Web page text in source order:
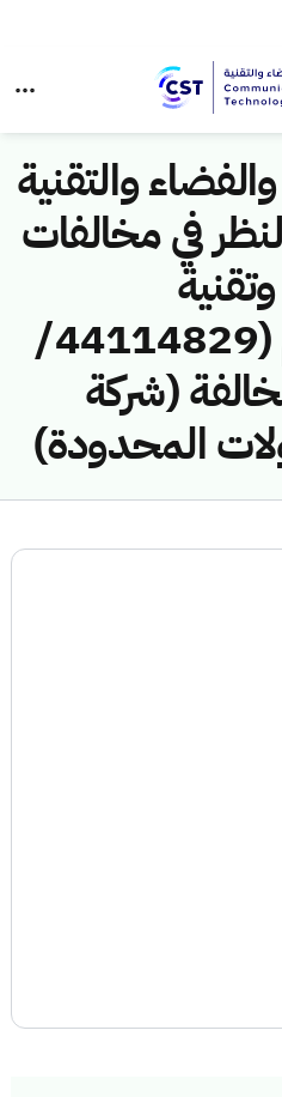
والتقنية
في مخالفات
المعلومات رقم (44114829/
لمخالفة (شركة
المحدودة)